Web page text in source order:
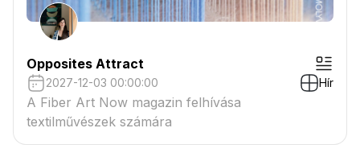
Opposites Attract
2027-12-03 00:00:00 Hír
A Fiber Art Now magazin felhívása
textilművészek számára